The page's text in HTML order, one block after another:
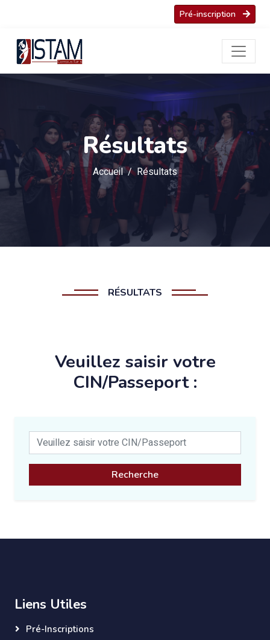
Pré-inscription
Résultats
Accueil Résultats
RÉSULTATS
Veuillez saisir votre
CIN/Passeport :
Recherche
Liens Utiles
Pré-Inscriptions